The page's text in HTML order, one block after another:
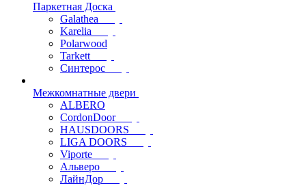
Паркетная Доска
Galathea
Karelia
Polarwood
Tarkett
Синтерос
Межкомнатные двери
ALBERO
CordonDoor
HAUSDOORS
LIGA DOORS
Viporte
Альверо
ЛайнДор